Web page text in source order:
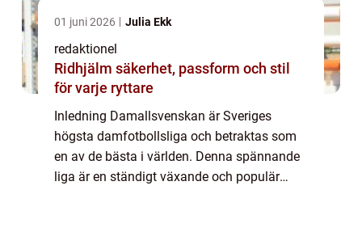
01 juni 2026 Julia Ekk
redaktionel
Ridhjälm säkerhet, passform och stil
för varje ryttare
Inledning Damallsvenskan är Sveriges
högsta damfotbollsliga och betraktas som
en av de bästa i världen. Denna spännande
liga är en ständigt växande och populär